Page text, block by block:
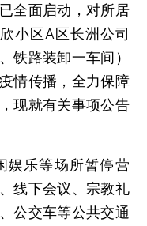
全面启动，对所居
小区A区长洲公司
铁路装卸一车间）
情传播，全力保障
现就有关事项公告
乐等场所暂停营
线下会议、宗教礼
公交车等公共交通